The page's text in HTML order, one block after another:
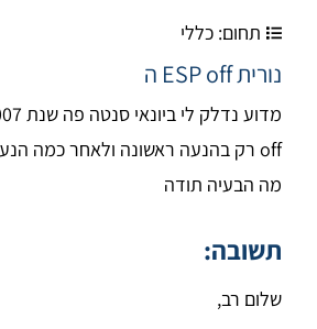
תחום: כללי
נורית ESP off ה
off רק בהנעה ראשונה ולאחר כמה הנעות היא מתכבת ??
מה הבעיה תודה
תשובה:
שלום רב,